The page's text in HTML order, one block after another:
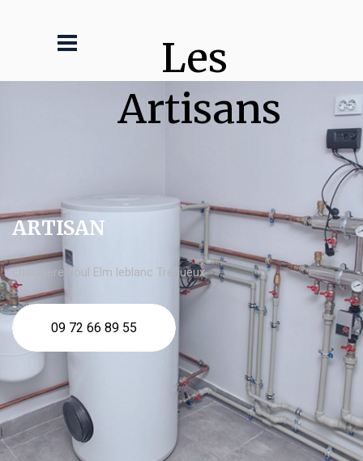
Les
Artisans
ARTISAN
chaudière fioul Elm leblanc Trégueux
09 72 66 89 55